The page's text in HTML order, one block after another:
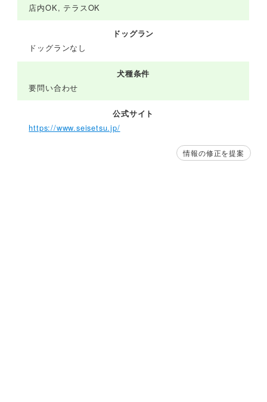
店内OK, テラスOK
ドッグラン
ドッグランなし
犬種条件
要問い合わせ
公式サイト
https://www.seisetsu.jp/
情報の修正を提案